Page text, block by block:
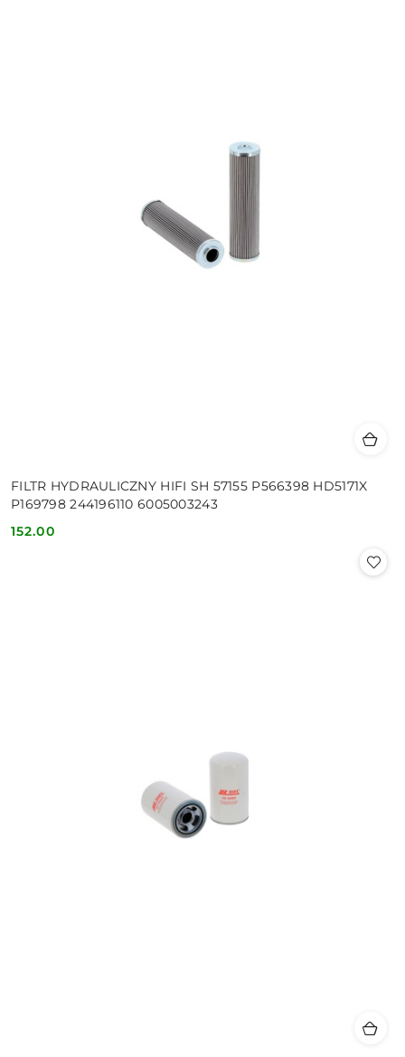
FILTR HYDRAULICZNY HIFI SH 57155 P566398 HD5171X
P169798 244196110 6005003243
Cena:
152.00